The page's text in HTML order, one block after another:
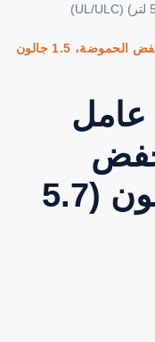
عامل
الحموضة، 1.5 جالون (5.7